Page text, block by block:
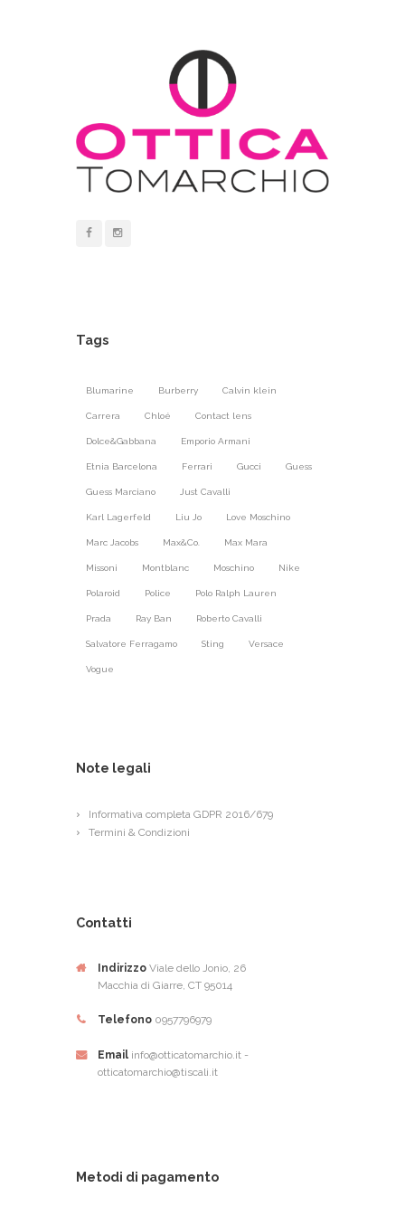
Tags
Blumarine Burberry Calvin klein
Carrera Chloé Contact lens
Dolce&Gabbana Emporio Armani
Etnia Barcelona Ferrari Gucci Guess
Guess Marciano Just Cavalli
Karl Lagerfeld Liu Jo Love Moschino
Marc Jacobs Max&Co. Max Mara
Missoni Montblanc Moschino Nike
Polaroid Police Polo Ralph Lauren
Prada Ray Ban Roberto Cavalli
Salvatore Ferragamo Sting Versace
Vogue
Note legali
Informativa completa GDPR 2016/679
Termini & Condizioni
Contatti
Indirizzo Viale dello Jonio, 26
Macchia di Giarre, CT 95014
Telefono 0957796979
Email info@otticatomarchio.it -
otticatomarchio@tiscali.it
Metodi di pagamento